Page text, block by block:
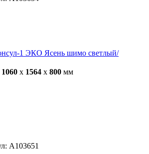
1 ЭКО Ясень шимо светлый/
1060 x 1564 x 800 мм
А103651